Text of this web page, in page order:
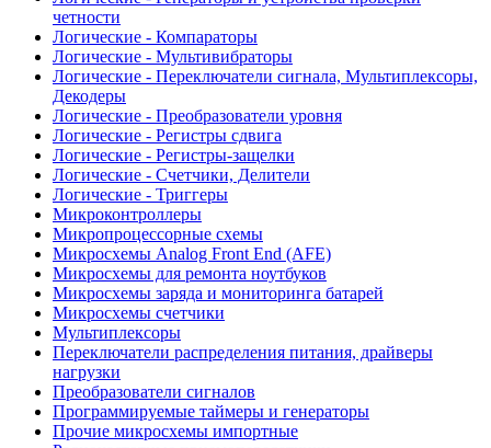
четности
Логические - Компараторы
Логические - Мультивибраторы
Логические - Переключатели сигнала, Мультиплексоры,
Декодеры
Логические - Преобразователи уровня
Логические - Регистры сдвига
Логические - Регистры-защелки
Логические - Счетчики, Делители
Логические - Триггеры
Микроконтроллеры
Микропроцессорные схемы
Микросхемы Analog Front End (AFE)
Микросхемы для ремонта ноутбуков
Микросхемы заряда и мониторинга батарей
Микросхемы счетчики
Мультиплексоры
Переключатели распределения питания, драйверы
нагрузки
Преобразователи сигналов
Программируемые таймеры и генераторы
Прочие микросхемы импортные